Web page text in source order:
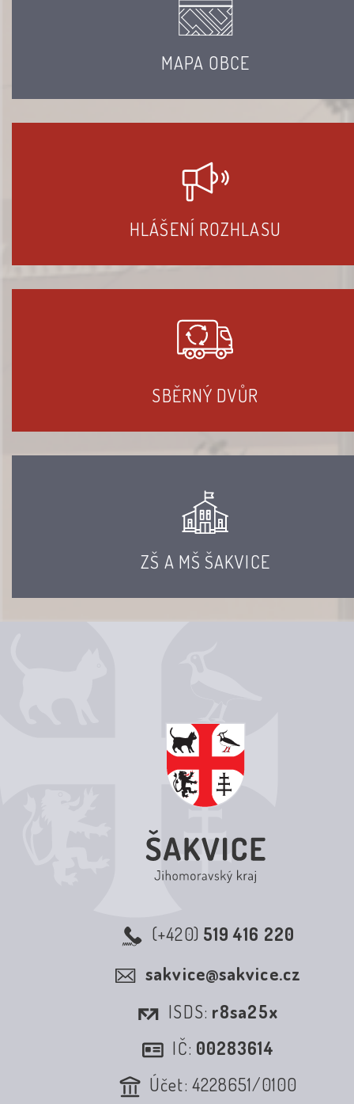
MAPA OBCE
HLÁŠENÍ ROZHLASU
SBĚRNÝ DVŮR
ZŠ A MŠ ŠAKVICE
(+420) 519 416 220
sakvice@sakvice.cz
ISDS: r8sa25x
IČ: 00283614
Účet: 4228651/0100